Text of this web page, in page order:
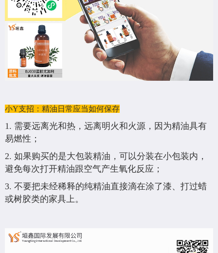
小Y支招：精油日常应当如何保存
1. 需要远离光和热，远离明火和火源，因为精油具有
易燃性；
2. 如果购买的是大包装精油，可以分装在小包装内，
避免每次打开精油跟空气产生氧化反应；
3. 不要把未经稀释的纯精油直接滴在涂了漆、打过蜡
或树胶类的家具上。